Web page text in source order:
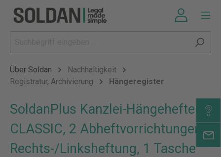
Über Soldan
Nachhaltigkeit
Registratur, Archivierung
Hängeregister
SoldanPlus Kanzlei-Hängehefter
CLASSIC, 2 Abheftvorrichtungen,
Rechts-/Linksheftung, 1 Tasche